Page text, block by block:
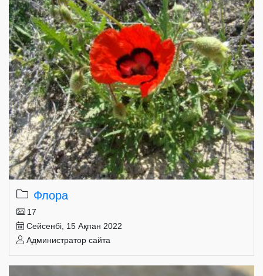
Флора
17
Сейсенбі, 15 Ақпан 2022
Администратор сайта